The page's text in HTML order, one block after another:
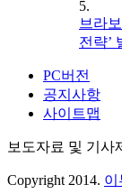
5.
브라
전략’
PC버전
공지사항
사이트맵
보도자료 및 기사
Copyright 2014. 이